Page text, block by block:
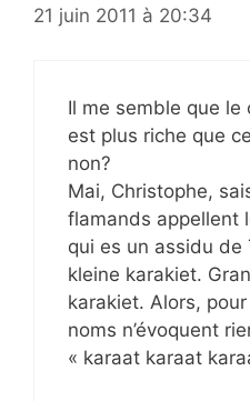
21 juin 2011 à 20:34
Il me semble que le
est plus riche que
non?
Mai, Christophe,
flamands appellent
qui es un assidu de
kleine karakiet.
karakiet. Alors,
noms n’évoquent
« karaat karaat